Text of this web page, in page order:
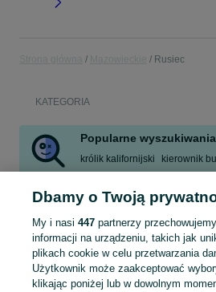
Rusiec
KATEGORIA
Popularne wyszukiwania
królik kalifornijski kierownik
rusztowanie choinkowe
Zobacz Więcej
Dbamy o Twoją
My i nasi 447partnerzy
informacji na urządzeniu, takich jak
plikach cookie w celu przetwarzania
Użytkownik może zaakceptować
klikając poniżej lub w dowolnym